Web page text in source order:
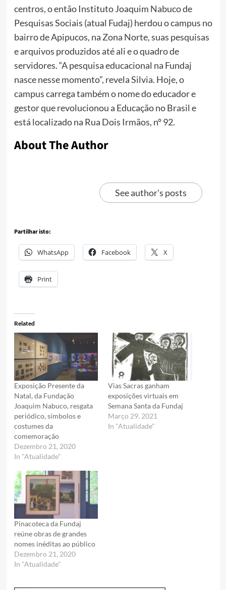
centros, o então Instituto Joaquim Nabuco de
Pesquisas Sociais (atual Fudaj) herdou o campus no
bairro de Apipucos, na Zona Norte, suas pesquisas
e arquivos produzidos até ali e o quadro de
servidores. “A pesquisa educacional na Fundaj
nasce nesse momento”, revela Silvia. Hoje, o
campus carrega também o nome do educador e
gestor que revolucionou a Educação no Brasil e
está localizado na Rua Dois Irmãos, nº 92.
About The Author
See author's posts
Partilhar isto:
WhatsApp Facebook X
Print
Related
Exposição Presente da
Natal, da Fundação
Joaquim Nabuco, resgata
periódico, símbolos e
costumes da
comemoração
Dezembro 21, 2020
In "Atualidade"
Vias Sacras ganham
exposições virtuais em
Semana Santa da Fundaj
Março 29, 2021
In "Atualidade"
Pinacoteca da Fundaj
reúne obras de grandes
nomes inéditas ao público
Dezembro 21, 2020
In "Atualidade"